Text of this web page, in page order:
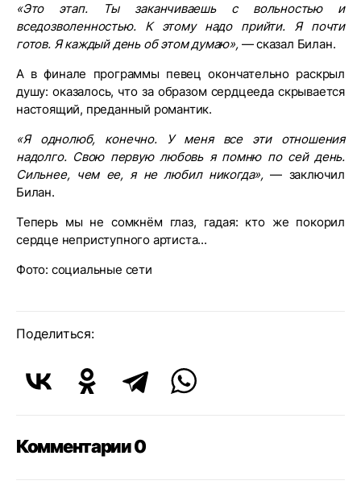
«Это этап. Ты заканчиваешь с вольностью и
вседозволенностью. К этому надо прийти. Я почти
готов. Я каждый день об этом думаю»,— сказал Билан.
А в финале программы певец окончательно раскрыл
душу: оказалось, что за образом сердцееда скрывается
настоящий, преданный романтик.
«Я однолюб, конечно. У меня все эти отношения
надолго. Свою первую любовь я помню по сей день.
Сильнее, чем ее, я не любил никогда», — заключил
Билан.
Теперь мы не сомкнём глаз, гадая: кто же покорил
сердце неприступного артиста...
Фото: социальные сети
Поделиться:
Комментарии 0